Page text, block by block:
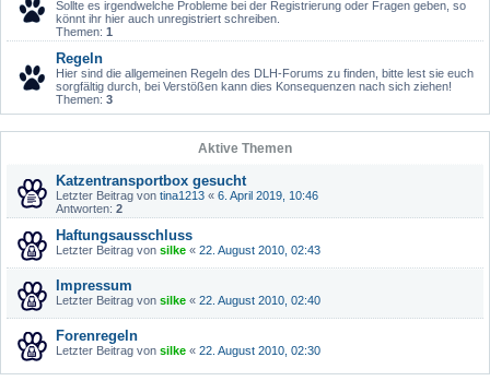
Sollte es irgendwelche Probleme bei der Registrierung oder Fragen geben, so
könnt ihr hier auch unregistriert schreiben.
Themen: 1
Regeln
Hier sind die allgemeinen Regeln des DLH-Forums zu finden, bitte lest sie euch
sorgfältig durch, bei Verstößen kann dies Konsequenzen nach sich ziehen!
Themen: 3
Aktive Themen
Katzentransportbox gesucht
Letzter Beitrag von tina1213 « 6. April 2019, 10:46
Antworten: 2
Haftungsausschluss
Letzter Beitrag von silke « 22. August 2010, 02:43
Impressum
Letzter Beitrag von silke « 22. August 2010, 02:40
Forenregeln
Letzter Beitrag von silke « 22. August 2010, 02:30